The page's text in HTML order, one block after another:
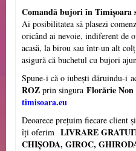
Comandă bujori în Timișoara
Ai posibilitatea să plasezi
oricând ai nevoie, indiferent de
acasă, la birou sau într-un alt
asigură că buchetul cu bujori
Spune-i că o iubești dăruindu-i
ROZ prin singura Florărie
timisoara.eu
Deoarece prețuim fiecare client
îți oferim LIVRARE
CHIȘODA, GIROC,